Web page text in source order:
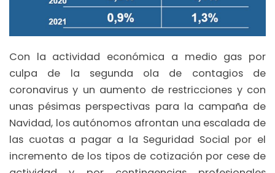
Con la actividad económica a medio gas por
culpa de la segunda ola de contagios de
coronavirus y un aumento de restricciones y con
unas pésimas perspectivas para la campaña de
Navidad, los autónomos afrontan una escalada de
las cuotas a pagar a la Seguridad Social por el
incremento de los tipos de cotización por cese de